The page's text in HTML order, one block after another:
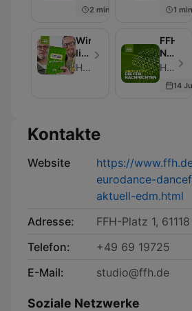
Tankstelle
Podcast
2 min
1 min
Wir-
lieben-
Hessen
Podcast
HIT RADIO FFH / Mundstuhl
FFH
aus
HIT RADIO FFH - Folge 177
14
Kontakte
Website
https://
eurodance-
aktuell-edm.html
Adresse:
FFH-Platz 1,
Telefon:
+49 69 19725
E-Mail:
studio@ffh.de
Soziale Netzwerke